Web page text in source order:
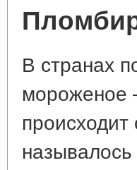
В странах
мороженое